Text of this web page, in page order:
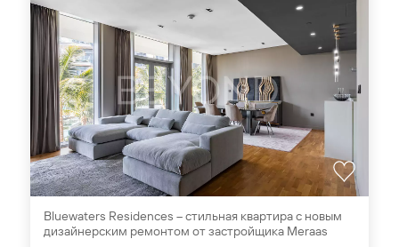
Bluewaters Residences – стильная квартира с новым
дизайнерским ремонтом от застройщика Meraas